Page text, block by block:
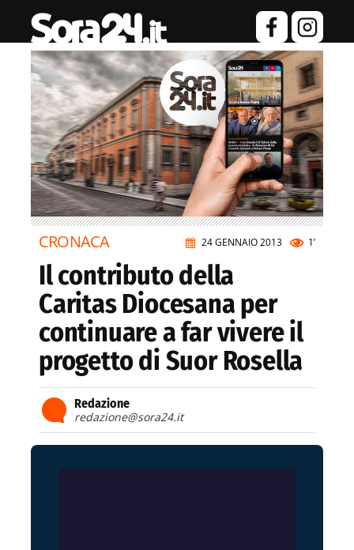
24 GENNAIO 2013 1’
CRONACA
Il contributo della
Caritas Diocesana per
continuare a far vivere il
progetto di Suor Rosella
Redazione
redazione@sora24.it